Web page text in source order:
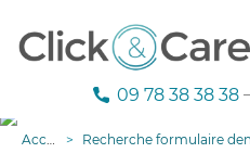
09 78 38 38 38
Accueil Recherche formulaire demande